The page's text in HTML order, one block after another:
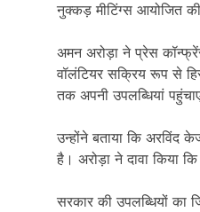
नुक्कड़ मीटिंग्स आयोजित की
अमन अरोड़ा ने प्रेस
वॉलंटियर सक्रिय रूप से
तक अपनी उपलब्धियां
उन्होंने बताया कि अरविंद
है। अरोड़ा ने दावा किया
सरकार की उपलब्धियों का